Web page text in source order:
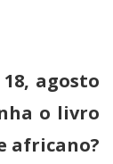
agosto
o livro
africano?